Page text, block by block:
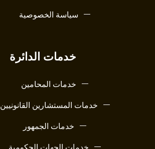
سياسة الخصوصية
خدمات الدائرة
خدمات المحامين
خدمات المستشارين القانونيين
خدمات الجمهور